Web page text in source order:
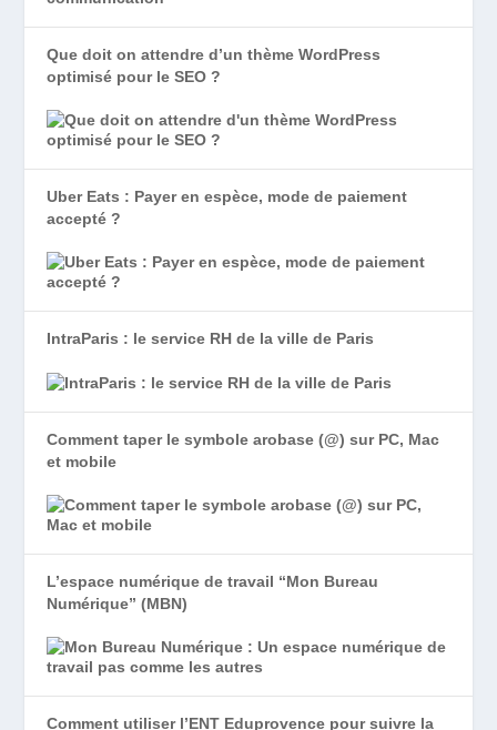
Que doit on attendre d’un thème WordPress
optimisé pour le SEO ?
Uber Eats : Payer en espèce, mode de paiement
accepté ?
IntraParis : le service RH de la ville de Paris
Comment taper le symbole arobase (@) sur PC, Mac
et mobile
L’espace numérique de travail “Mon Bureau
Numérique” (MBN)
Comment utiliser l’ENT Eduprovence pour suivre la